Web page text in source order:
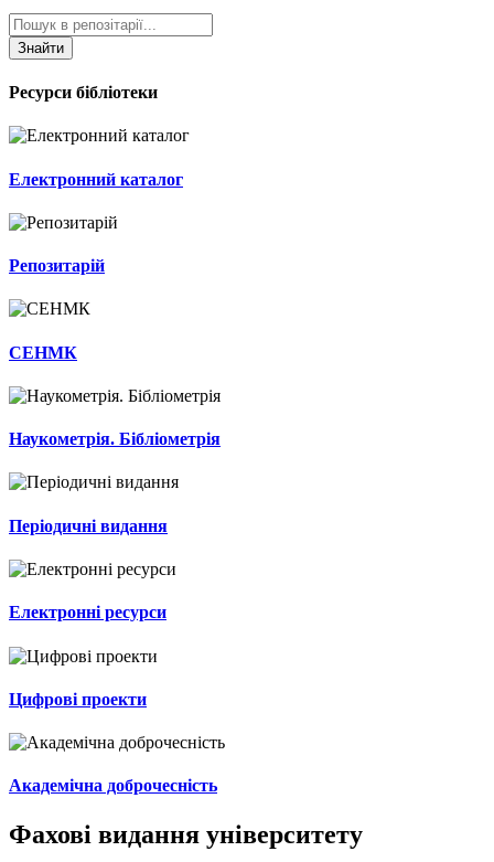
Знайти
Ресурси бібліотеки
Електронний каталог
Репозитарій
СЕНМК
Наукометрія. Бібліометрія
Періодичні видання
Електронні ресурси
Цифрові проекти
Академічна доброчесність
Фахові видання університету